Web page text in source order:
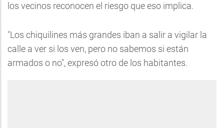
los vecinos reconocen el riesgo que eso implica.
"Los chiquilines más grandes iban a salir a vigilar la
calle a ver si los ven, pero no sabemos si están
armados o no", expresó otro de los habitantes.